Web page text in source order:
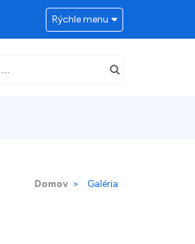
Rýchle menu
Domov > Galéria